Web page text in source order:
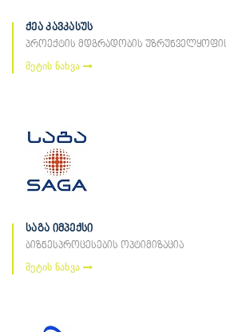
ქეა კავკასუს
პროექტის მდგრადობის უზრუნველყოფის
მეტის ნახვა
საგა იმპექსი
ბიზნესპროცესების ოპტიმიზაცია
მეტის ნახვა